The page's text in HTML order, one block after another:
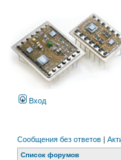
Вход
Сообщения без ответов |
Список форумов